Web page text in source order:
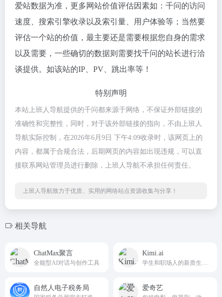
爱站数据为准，更多网站价值评估因素如：千问的访问
速度、搜索引擎收录以及索引量、用户体验等；当然要
评估一个站的价值，最主要还是需要根据您自身的需求
以及需要，一些确切的数据则需要找千问的站长进行洽
谈提供。如该站的IP、PV、跳出率等！
特别声明
本站上班人导航提供的千问都来源于网络，不保证外部链接的
准确性和完整性，同时，对于该外部链接的指向，不由上班人
导航实际控制，在2026年6月9日 下午4:09收录时，该网页上的
内容，都属于合规合法，后期网页的内容如出现违规，可以直
接联系网站管理员进行删除，上班人导航不承担任何责任。
上班人导航致力于优质、实用的网络站点资源收集与分享！
相关导航
ChatMax聚言
全能型AI对话与创作工具
Kimi.ai
自然人电子税务局 爱奇艺